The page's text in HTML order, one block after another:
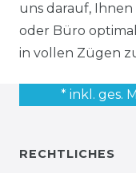
uns darauf,
oder Büro
in vollen Zügen
* inkl. ges.
RECHTLICHES